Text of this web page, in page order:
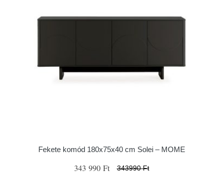
Fekete komód 180x75x40 cm Solei – MOME
343 990 Ft 343990 Ft